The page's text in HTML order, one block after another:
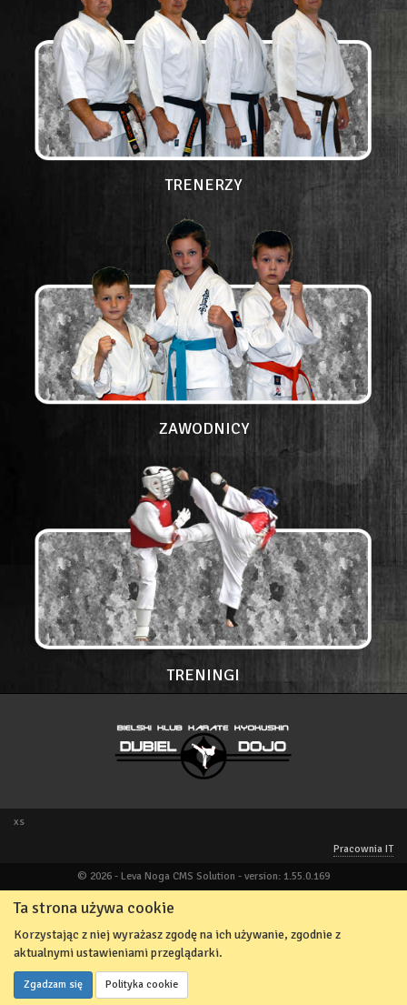
TRENERZY
ZAWODNICY
TRENINGI
xs
Pracownia IT
© 2026 - Leva Noga CMS Solution - version: 1.55.0.169
Ta strona używa cookie
Korzystając z niej wyrażasz zgodę na ich używanie, zgodnie z
aktualnymi ustawieniami przeglądarki.
Zgadzam się Polityka cookie